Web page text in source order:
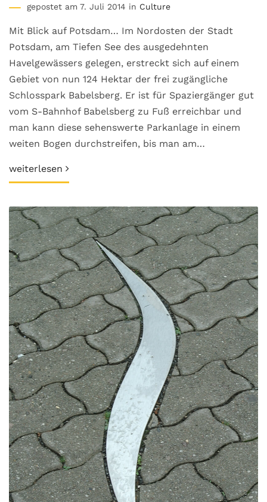
gepostet am 7. Juli 2014 in Culture
Mit Blick auf Potsdam… Im Nordosten der Stadt
Potsdam, am Tiefen See des ausgedehnten
Havelgewässers gelegen, erstreckt sich auf einem
Gebiet von nun 124 Hektar der frei zugängliche
Schlosspark Babelsberg. Er ist für Spaziergänger gut
vom S-Bahnhof Babelsberg zu Fuß erreichbar und
man kann diese sehenswerte Parkanlage in einem
weiten Bogen durchstreifen, bis man am…
weiterlesen